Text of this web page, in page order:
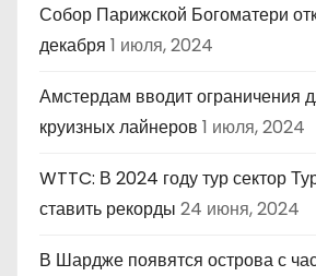
Собор Парижской Богоматери
декабря 1 июля, 2024
Амстердам вводит ограничения
круизных лайнеров 1 июля, 2024
WTTC: В 2024 году тур сектор
ставить рекорды 24 июня, 2024
В Шардже появятся острова с